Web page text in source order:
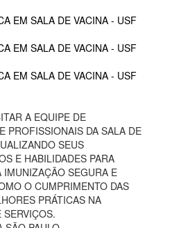
EM SALA DE VACINA - USF
EM SALA DE VACINA - USF
EM SALA DE VACINA - USF
A EQUIPE DE
PROFISSIONAIS DA SALA DE
SEUS
E HABILIDADES PARA
SEGURA E
O CUMPRIMENTO DAS
PRÁTICAS NA
SERVIÇOS.